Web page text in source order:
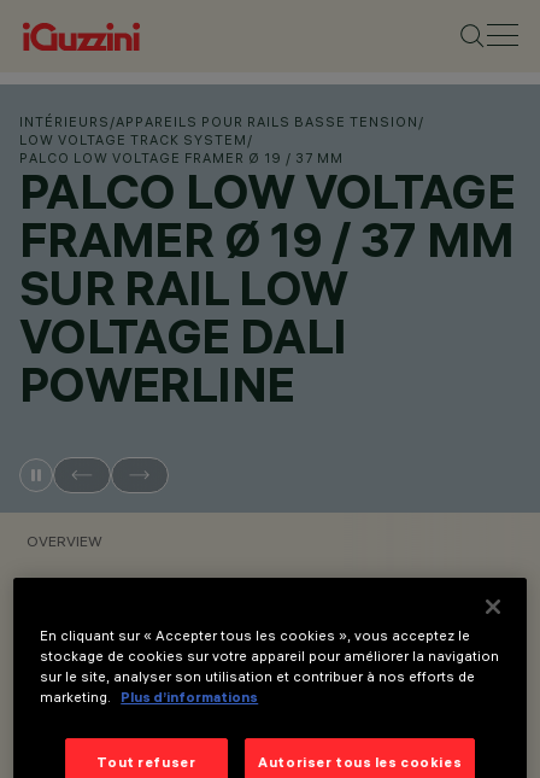
INTÉRIEURS /APPAREILS POUR RAILS BASSE TENSION /
LOW VOLTAGE TRACK SYSTEM /
PALCO LOW VOLTAGE FRAMER Ø 19 / 37 MM
PALCO LOW VOLTAGE
FRAMER Ø 19 / 37 MM
SUR RAIL LOW
VOLTAGE DALI
POWERLINE
OVERVIEW
Overview
Installation sur rail basse tension (48V).
En cliquant sur « Accepter tous les cookies », vous acceptez le
stockage de cookies sur votre appareil pour améliorer la navigation
sur le site, analyser son utilisation et contribuer à nos efforts de
marketing.
Plus d’informations
Tout refuser Autoriser tous les cookies